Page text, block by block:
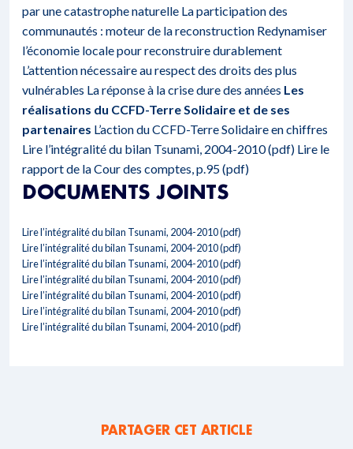
par une catastrophe naturelle La participation des
communautés : moteur de la reconstruction Redynamiser
l’économie locale pour reconstruire durablement
L’attention nécessaire au respect des droits des plus
vulnérables La réponse à la crise dure des années Les
réalisations du CCFD-Terre Solidaire et de ses
partenaires L’action du CCFD-Terre Solidaire en chiffres
Lire l’intégralité du bilan Tsunami, 2004-2010 (pdf) Lire le
rapport de la Cour des comptes, p.95 (pdf)
DOCUMENTS JOINTS
Lire l’intégralité du bilan Tsunami, 2004-2010 (pdf)
Lire l’intégralité du bilan Tsunami, 2004-2010 (pdf)
Lire l’intégralité du bilan Tsunami, 2004-2010 (pdf)
Lire l’intégralité du bilan Tsunami, 2004-2010 (pdf)
Lire l’intégralité du bilan Tsunami, 2004-2010 (pdf)
Lire l’intégralité du bilan Tsunami, 2004-2010 (pdf)
Lire l’intégralité du bilan Tsunami, 2004-2010 (pdf)
PARTAGER CET ARTICLE